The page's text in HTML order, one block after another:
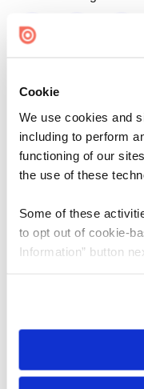
Cookie
We use cookies and
including to perform
functioning of our
the use of these
Some of these
to opt out of cookie-
Information” button
need to be set again.